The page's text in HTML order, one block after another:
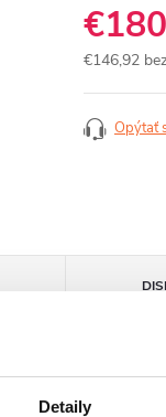
Detaily
€146,92
Opýtať